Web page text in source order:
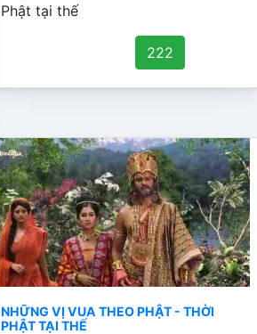
Phật tại thế
222
NHỮNG VỊ VUA THEO PHẬT - THỜI
PHẬT TẠI THẾ